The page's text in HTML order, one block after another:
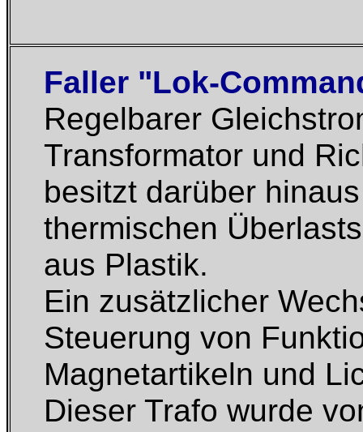
Faller "Lok-
Regelbarer
Transformator und
besitzt darüber
thermischen
aus Plastik.
Ein zusätzlicher
Steuerung von
Magnetartikeln und
Dieser Trafo wurde